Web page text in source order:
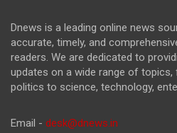
Dnews is a leading online news
accurate, timely, and
readers. We are dedicated to
updates on a wide range of
politics to science, technology,
Email - desk@dnews.in